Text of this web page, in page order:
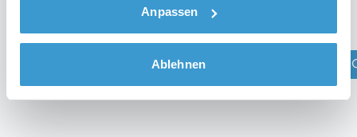
Anpassen
Ablehnen